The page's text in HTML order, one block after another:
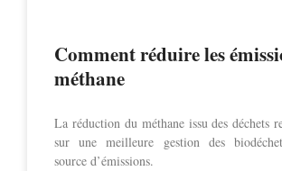
Comment réduire les
méthane
La réduction du méthane issu des déchets
sur une meilleure gestion des
source d’émissions.